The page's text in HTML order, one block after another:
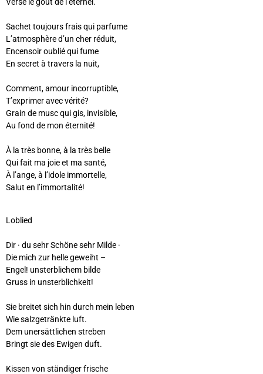
Sachet toujours frais qui parfume
L’atmosphère d’un cher réduit,
Encensoir oublié qui fume
En secret à travers la nuit,
Comment, amour incorruptible,
T’exprimer avec vérité?
Grain de musc qui gis, invisible,
Au fond de mon éternité!
À la très bonne, à la très belle
Qui fait ma joie et ma santé,
À l’ange, à l’idole immortelle,
Salut en l’immortalité!
Loblied
Dir · du sehr Schöne sehr Milde ·
Die mich zur helle geweiht –
Engel! unsterblichem bilde
Gruss in unsterblichkeit!
Sie breitet sich hin durch mein leben
Wie salzgetränkte luft.
Dem unersättlichen streben
Bringt sie des Ewigen duft.
Kissen von ständiger frische